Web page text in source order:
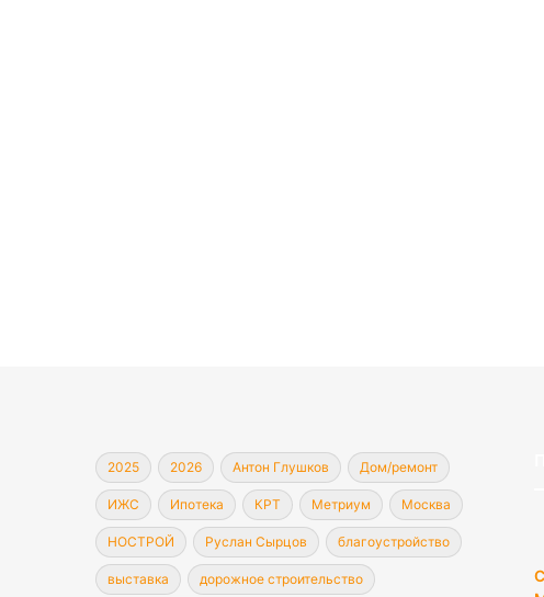
2025 2026 Антон Глушков Дом/ремонт
ИЖС Ипотека КРТ Метриум Москва
НОСТРОЙ Руслан Сырцов благоустройство
выставка дорожное строительство